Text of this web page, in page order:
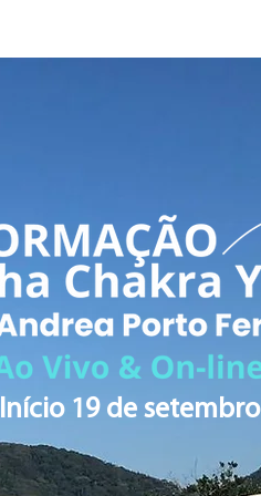
Início 19 de setembro